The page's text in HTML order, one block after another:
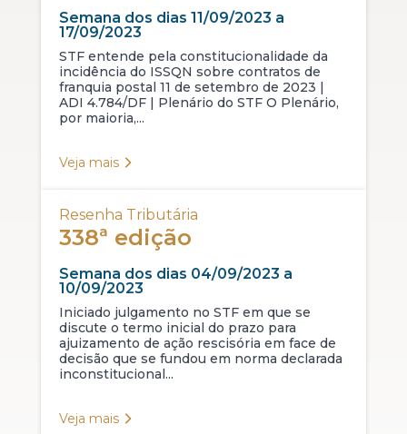
Semana dos dias 11/09/2023 a
17/09/2023
STF entende pela constitucionalidade da
incidência do ISSQN sobre contratos de
franquia postal 11 de setembro de 2023 |
ADI 4.784/DF | Plenário do STF O Plenário,
por maioria,...
Veja mais
Resenha Tributária
338ª edição
Semana dos dias 04/09/2023 a
10/09/2023
Iniciado julgamento no STF em que se
discute o termo inicial do prazo para
ajuizamento de ação rescisória em face de
decisão que se fundou em norma declarada
inconstitucional...
Veja mais